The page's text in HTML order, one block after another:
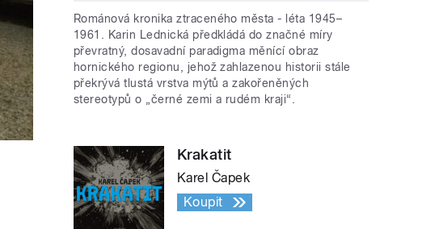
Románová kronika ztraceného města - léta 1945–
1961. Karin Lednická předkládá do značné míry
převratný, dosavadní paradigma měnící obraz
hornického regionu, jehož zahlazenou historii stále
překrývá tlustá vrstva mýtů a zakořeněných
stereotypů o „černé zemi a rudém kraji“.
Krakatit
Karel Čapek
Koupit